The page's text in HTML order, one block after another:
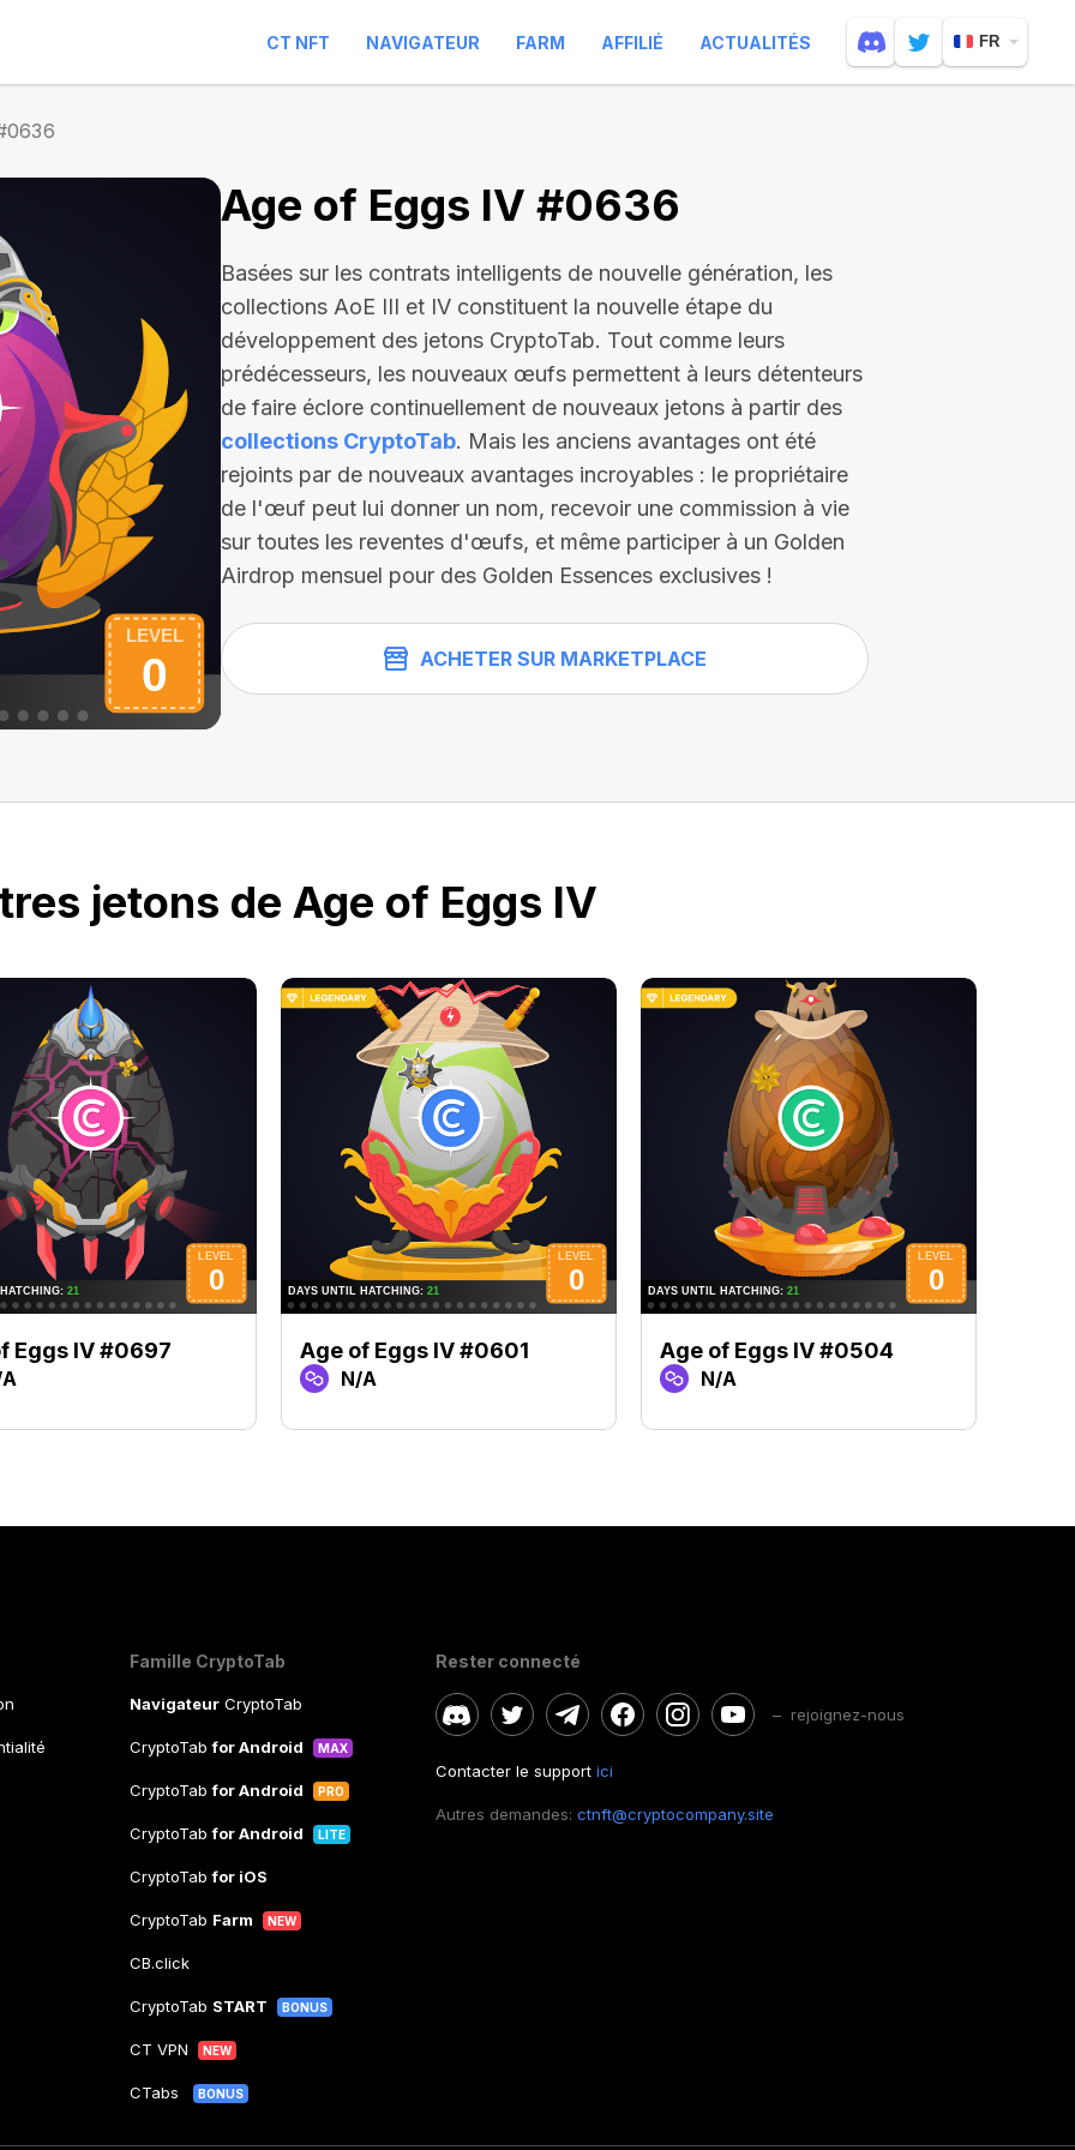
CT NFT NAVIGATEUR FARM AFFILIÉ ACTUALITÉS FR
Age of Eggs IV #0636
Basées sur les contrats intelligents de nouvelle génération, les
collections AoE III et IV constituent la nouvelle étape du
développement des jetons CryptoTab. Tout comme leurs
prédécesseurs, les nouveaux œufs permettent à leurs détenteurs
de faire éclore continuellement de nouveaux jetons à partir des
collections CryptoTab. Mais les anciens avantages ont été
rejoints par de nouveaux avantages incroyables : le propriétaire
de l'œuf peut lui donner un nom, recevoir une commission à vie
sur toutes les reventes d'œufs, et même participer à un Golden
Airdrop mensuel pour des Golden Essences exclusives !
ACHETER SUR MARKETPLACE
jetons de Age of Eggs IV
Eggs IV #0697 Age of Eggs IV #0601
N/A
Age of Eggs IV #0504
N/A
Famille CryptoTab
NavigateurCryptoTab
CryptoTabfor Android MAX
CryptoTabfor Android PRO
CryptoTabfor Android LITE
CryptoTabfor iOS
CryptoTab Farm NEW
CB.click
CryptoTab START BONUS
CT VPN NEW
CTabs BONUS
Rester connecté
– rejoignez-nous
Contacter le support ici
Autres demandes: ctnft@cryptocompany.site